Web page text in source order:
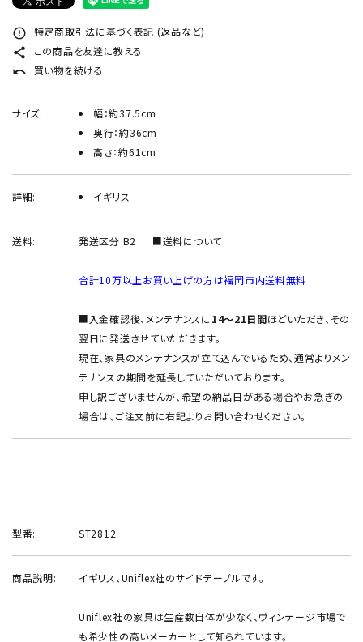
meeting_room ログイン person 新規会員登録
error_outline 特定商取引法に基づく表記 (返品など)
share この商品を友達に教える
undo 買い物を続ける
サイズ:
幅：約37.5cm
奥行：約36cm
高さ：約61cm
詳細: イギリス
送料: 発送区分 B2 ■送料について
合計10万以上お買い上げの方は福岡市内送料無料
■入金確認後、メンテナンスに 14～21日間ほどいただき、その
翌日に発送させていただきます。
現在、家具のメンテナンスが立て込んでいるため、通常よりメン
テナンスの期間を延長していただいております。
申し訳ございませんが、希望の納品日がある場合やお急ぎの
場合は、ご注文前に右記よりお問い合わせください。
型番: ST2812
商品説明: イギリス、Uniflex社のサイドテーブルです。
Uniflex社の家具は生産数自体が少なく、ヴィンテージ市場で
も希少性の高いメーカーとして知られています。